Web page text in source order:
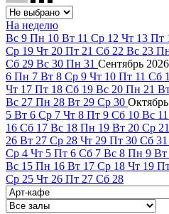
На неделю
Вс 9 Пн 10 Вт 11 Ср 12 Чт 13 Пт
Ср 19 Чт 20 Пт 21 Сб 22 Вс 23
Сб 29 Вс 30 Пн 31 Сентябрь 2026
6 Пн 7 Вт 8 Ср 9 Чт 10 Пт 11 Сб
Чт 17 Пт 18 Сб 19 Вс 20 Пн 21
Вс 27 Пн 28 Вт 29 Ср 30 Октябрь
5 Вт 6 Ср 7 Чт 8 Пт 9 Сб 10 Вс 11
16 Сб 17 Вс 18 Пн 19 Вт 20 Ср 21
26 Вт 27 Ср 28 Чт 29 Пт 30 Сб 31
Ср 4 Чт 5 Пт 6 Сб 7 Вс 8 Пн 9 Вт
Вс 15 Пн 16 Вт 17 Ср 18 Чт 19
Ср 25 Чт 26 Пт 27 Сб 28